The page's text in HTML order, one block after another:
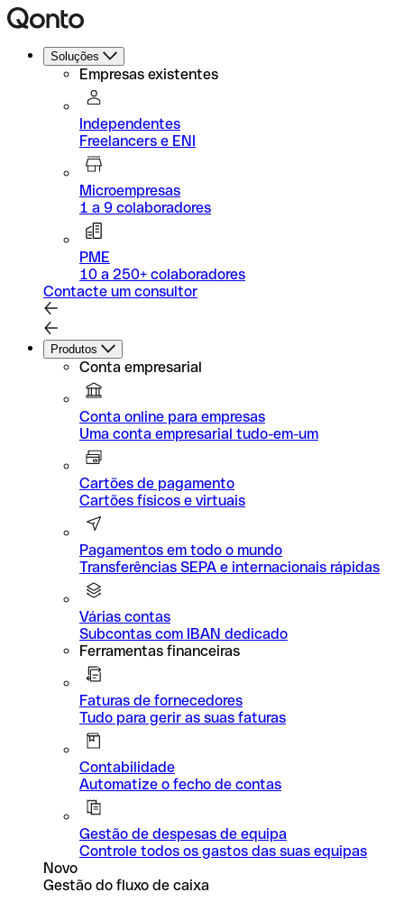
Soluções
Empresas existentes
Independentes
Freelancers e ENI
Microempresas
1 a 9 colaboradores
PME
10 a 250+ colaboradores
Contacte um consultor
Produtos
Conta empresarial
Conta online para empresas
Uma conta empresarial tudo-em-um
Cartões de pagamento
Cartões físicos e virtuais
Pagamentos em todo o mundo
Transferências SEPA e internacionais rápidas
Várias contas
Subcontas com IBAN dedicado
Ferramentas financeiras
Faturas de fornecedores
Tudo para gerir as suas faturas
Contabilidade
Automatize o fecho de contas
Gestão de despesas de equipa
Controle todos os gastos das suas equipas
Novo
Gestão do fluxo de caixa